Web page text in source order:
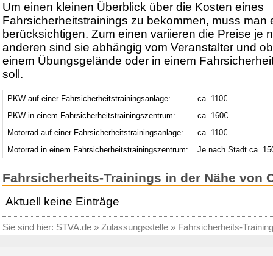
Um einen kleinen Überblick über die Kosten eines
Fahrsicherheitstrainings zu bekommen, muss man
berücksichtigen. Zum einen variieren die Preise je
anderen sind sie abhängig vom Veranstalter und
einem Übungsgelände oder in einem
soll.
PKW auf einer Fahrsicherheitstrainingsanlage:
ca. 110€
PKW in einem Fahrsicherheitstrainingszentrum:
ca. 160€
Motorrad auf einer Fahrsicherheitstrainingsanlage:
ca. 110€
Motorrad in einem Fahrsicherheitstrainingszentrum:
Je nach Stadt ca.
Fahrsicherheits-Trainings in der Nähe von
Aktuell keine Einträge
Sie sind hier: STVA.de » Zulassungsstelle » Fahrsicherheits-